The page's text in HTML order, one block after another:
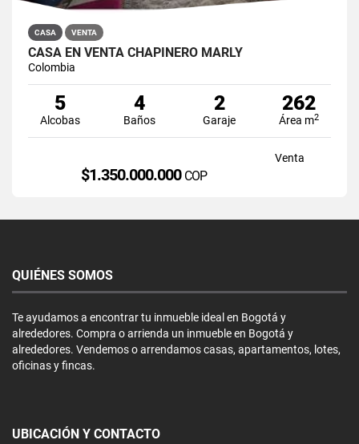
CASA VENTA
CASA EN VENTA CHAPINERO MARLY
Colombia
5
Alcobas
4
Baños
2
Garaje
262
Área m2
Venta
$1.350.000.000 COP
QUIÉNES SOMOS
Te ayudamos a encontrar tu inmueble ideal en Bogotá y
alrededores. Compra o arrienda un inmueble en Bogotá y
alrededores. Vendemos o arrendamos casas, apartamentos, lotes,
oficinas y fincas.
UBICACIÓN Y CONTACTO